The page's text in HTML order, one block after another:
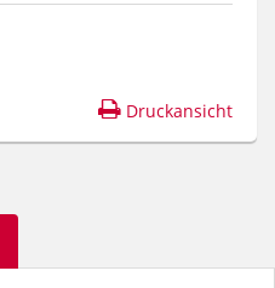
Druckansicht